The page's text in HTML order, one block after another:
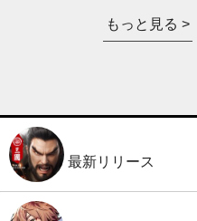
もっと見る >
最新リリース